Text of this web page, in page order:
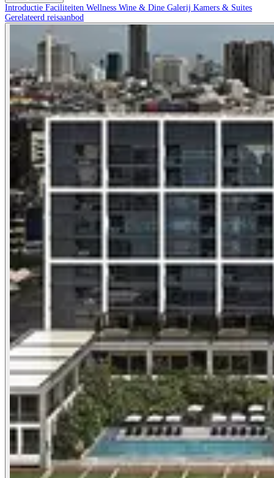
Introductie Faciliteiten Wellness Wine & Dine Galerij Kamers & Suites
Gerelateerd reisaanbod